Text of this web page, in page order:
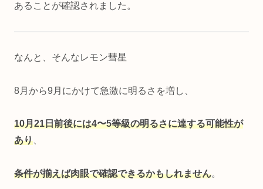
あることが確認されました。
なんと、そんなレモン彗星
8月から9月にかけて急激に明るさを増し、
10月21日前後には4〜5等級の明るさに達する可能性が
あり
条件が揃えば肉眼で確認できるかもしれません。